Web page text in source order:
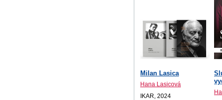
Milan Lasica
Hana Lasicová
IKAR, 2024